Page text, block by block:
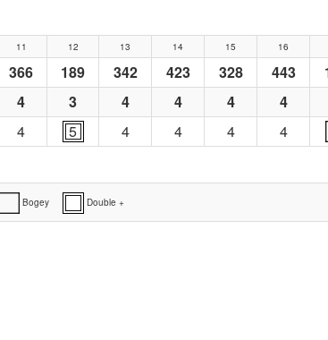
11 12 13 14 15 16
366 189 342 423 328 443
4 3 4 4 4 4
4 5 4 4 4 4
Bogey Double +